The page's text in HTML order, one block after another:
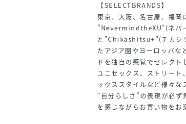
【SELECTBRANDS】
東京、大阪、名古屋、福岡
"NevermindtheXU”(ネバ
と”Chikashitsu+”(チカシ
たアジア圏やヨーロッパな
ドを独自の感覚でセレクト
ユニセックス、ストリート
ックススタイルなど様々な
“自分らしさ”の表現が必
を感じながらお買い物をお